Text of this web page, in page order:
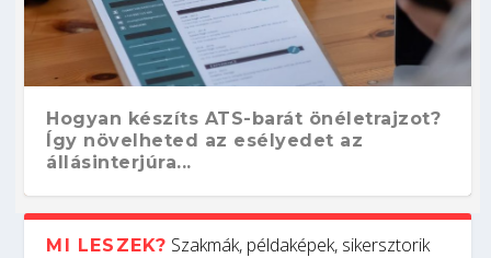
Hogyan készíts ATS-barát önéletrajzot?
Így növelheted az esélyedet az
állásinterjúra...
MI LESZEK? Szakmák, példaképek, sikersztorik